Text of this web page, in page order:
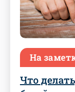
На
Что